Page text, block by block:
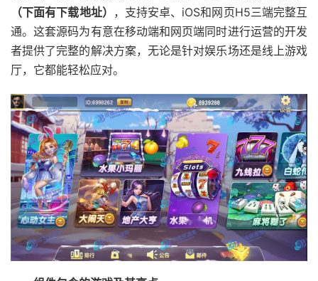
（下面有下载地址） ，支持安卓、iOS和网页H5三端完整互
通。这套源码为有意在移动端和网页端同时进行运营的开发
者提供了完整的解决方案，无论是针对娱乐场还是线上游戏
厅，它都能轻松应对。